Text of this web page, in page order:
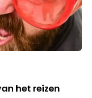
het reizen